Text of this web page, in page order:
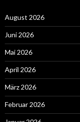
August 2026
Juni 2026
Mai 2026
April 2026
März 2026
Februar 2026